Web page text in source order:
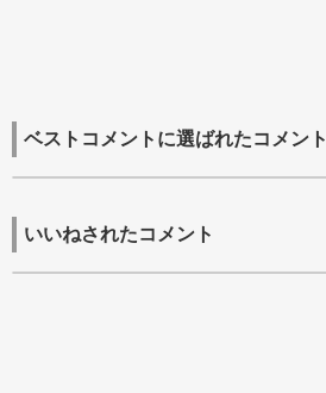
ベストコメントに選ばれたコメント
いいねされたコメント